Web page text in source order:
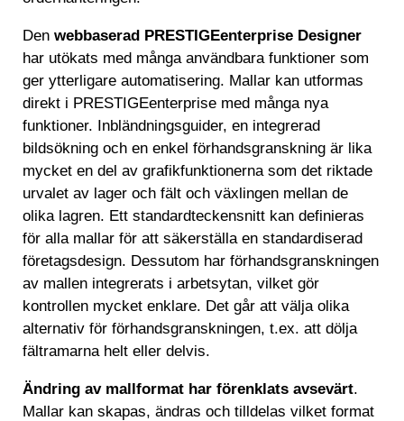
Den webbaserad PRESTIGEenterprise Designer
har utökats med många användbara funktioner som
ger ytterligare automatisering. Mallar kan utformas
direkt i PRESTIGEenterprise med många nya
funktioner. Inbländningsguider, en integrerad
bildsökning och en enkel förhandsgranskning är lika
mycket en del av grafikfunktionerna som det riktade
urvalet av lager och fält och växlingen mellan de
olika lagren. Ett standardteckensnitt kan definieras
för alla mallar för att säkerställa en standardiserad
företagsdesign. Dessutom har förhandsgranskningen
av mallen integrerats i arbetsytan, vilket gör
kontrollen mycket enklare. Det går att välja olika
alternativ för förhandsgranskningen, t.ex. att dölja
fältramarna helt eller delvis.
Ändring av mallformat har förenklats avsevärt.
Mallar kan skapas, ändras och tilldelas vilket format